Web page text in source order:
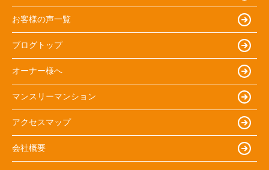
お客様の声一覧
ブログトップ
オーナー様へ
マンスリーマンション
アクセスマップ
会社概要